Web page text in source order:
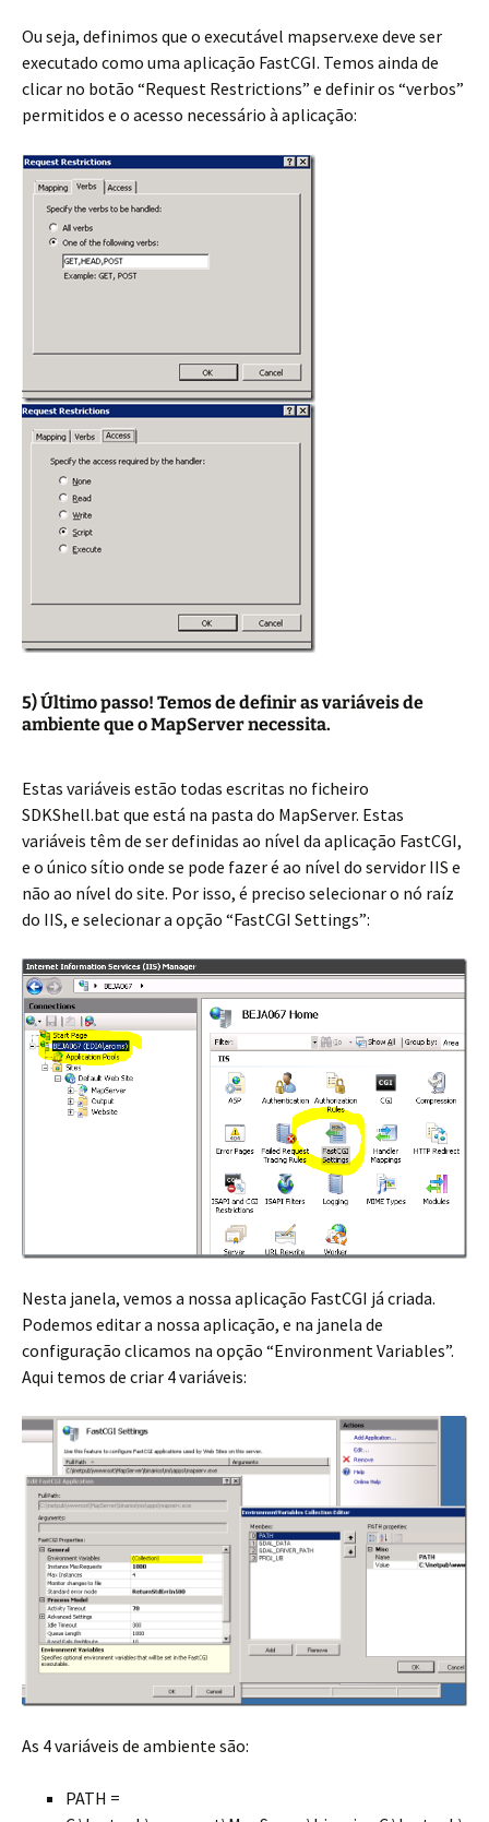
Ou seja, definimos que o executável mapserv.exe deve ser
executado como uma aplicação FastCGI. Temos ainda de
clicar no botão “Request Restrictions” e definir os “verbos”
permitidos e o acesso necessário à aplicação:
5) Último passo! Temos de definir as variáveis de
ambiente que o MapServer necessita.
Estas variáveis estão todas escritas no ficheiro
SDKShell.bat que está na pasta do MapServer. Estas
variáveis têm de ser definidas ao nível da aplicação FastCGI,
e o único sítio onde se pode fazer é ao nível do servidor IIS e
não ao nível do site. Por isso, é preciso selecionar o nó raíz
do IIS, e selecionar a opção “FastCGI Settings”:
Nesta janela, vemos a nossa aplicação FastCGI já criada.
Podemos editar a nossa aplicação, e na janela de
configuração clicamos na opção “Environment Variables”.
Aqui temos de criar 4 variáveis:
As 4 variáveis de ambiente são:
PATH =